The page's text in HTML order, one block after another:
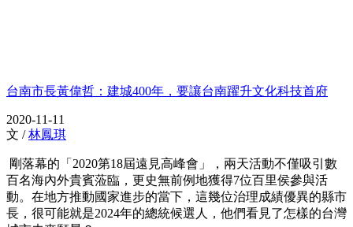
台南市長黃偉哲：建城400年，要讓台南躍升文化科技首府
2020-11-11
文 /林鳳琪
剛落幕的「2020第18屆遠見高峰會」，兩天活動不僅吸引數
百名海內外貴賓蒞臨，更史無前例地獲得7位百里侯參與活
動。在地方推動國家進步的當下，這幾位治理成績優異的縣市
長，很可能就是2024年的總統候選人，他們看見了怎樣的台灣